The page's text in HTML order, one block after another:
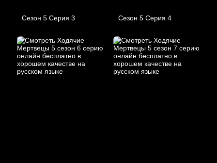
Сезон 5 Серия 3 Сезон 5 Серия 4